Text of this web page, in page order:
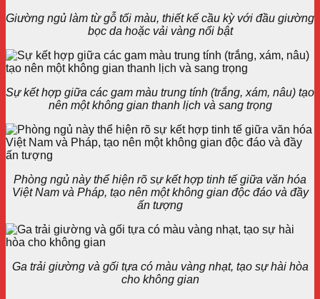
Giường ngủ làm từ gỗ tối màu, thiết kế cầu kỳ với đầu giường
bọc da hoặc vải vàng nổi bật
Sự kết hợp giữa các gam màu trung tính (trắng, xám, nâu) tạo
nên một không gian thanh lịch và sang trọng
Phòng ngủ này thể hiện rõ sự kết hợp tinh tế giữa văn hóa
Việt Nam và Pháp, tạo nên một không gian độc đáo và đầy
ấn tượng
Ga trải giường và gối tựa có màu vàng nhạt, tạo sự hài hòa
cho không gian